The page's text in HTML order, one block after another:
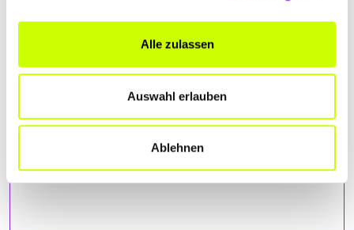
Alle zulassen
Auswahl erlauben
Ablehnen